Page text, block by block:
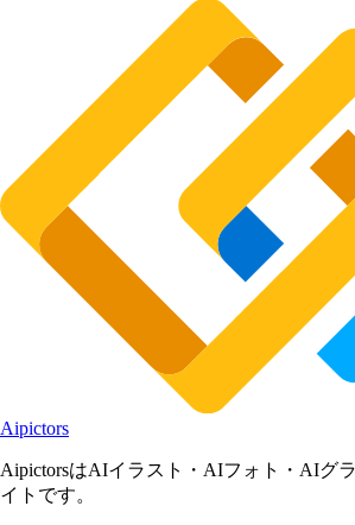
Aipictors
AipictorsはAIイラスト・AIフォト・AIグ
イトです。